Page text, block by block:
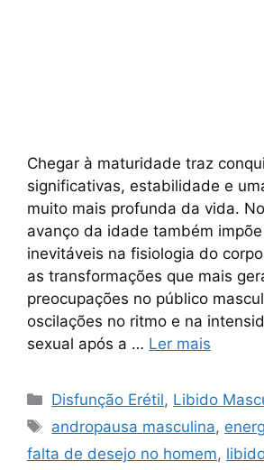
Chegar à maturidade traz
significativas, estabilidade e
muito mais profunda da vida.
avanço da idade também
inevitáveis na fisiologia do
as transformações que mais
preocupações no público
oscilações no ritmo e na
sexual após a … Ler mais
Categorias
Disfunção Erétil, Libido
Tags
andropausa masculina,
falta de desejo no homem,